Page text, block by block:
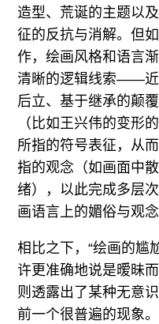
造型、荒诞的主题以
征的反抗与消解。但
作，绘画风格和语言
清晰的逻辑线索——近
后立、基于继承的颠
（比如王兴伟的变形
所指的符号表征，从
指的观念（如画面中
绪），以此完成多层
画语言上的媚俗与观
相比之下，“绘画的
许更准确地说是暧昧
则透露出了某种无意
前一个很普遍的现象